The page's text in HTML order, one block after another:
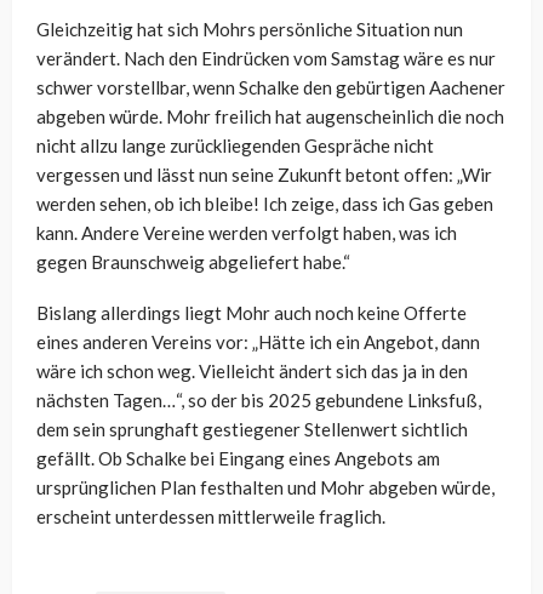
Gleichzeitig hat sich Mohrs persönliche Situation nun
verändert. Nach den Eindrücken vom Samstag wäre es nur
schwer vorstellbar, wenn Schalke den gebürtigen Aachener
abgeben würde. Mohr freilich hat augenscheinlich die noch
nicht allzu lange zurückliegenden Gespräche nicht
vergessen und lässt nun seine Zukunft betont offen: „Wir
werden sehen, ob ich bleibe! Ich zeige, dass ich Gas geben
kann. Andere Vereine werden verfolgt haben, was ich
gegen Braunschweig abgeliefert habe.“
Bislang allerdings liegt Mohr auch noch keine Offerte
eines anderen Vereins vor: „Hätte ich ein Angebot, dann
wäre ich schon weg. Vielleicht ändert sich das ja in den
nächsten Tagen…“, so der bis 2025 gebundene Linksfuß,
dem sein sprunghaft gestiegener Stellenwert sichtlich
gefällt. Ob Schalke bei Eingang eines Angebots am
ursprünglichen Plan festhalten und Mohr abgeben würde,
erscheint unterdessen mittlerweile fraglich.